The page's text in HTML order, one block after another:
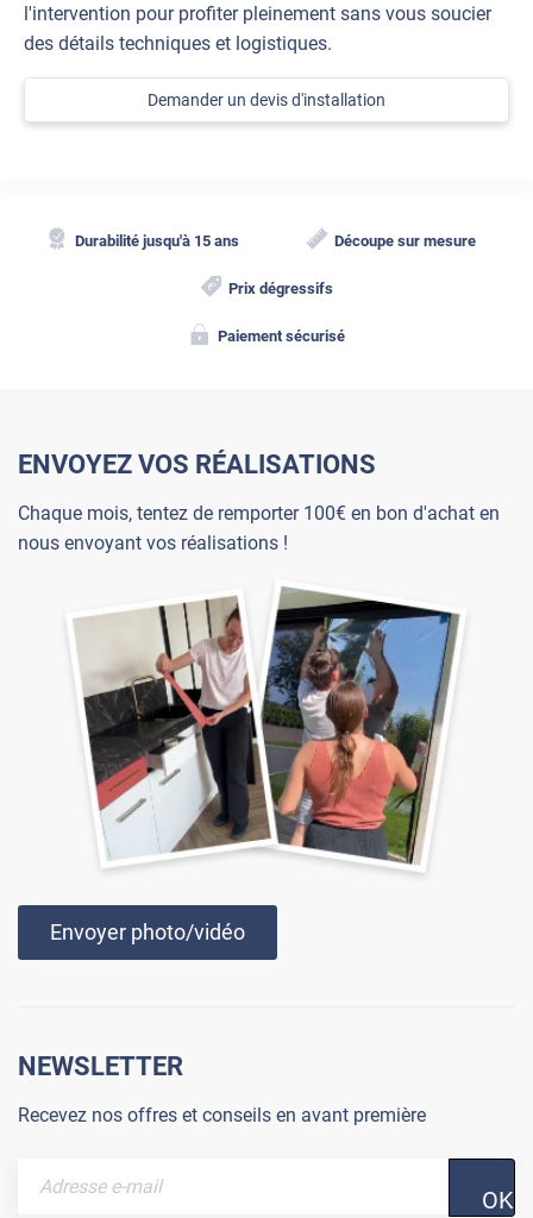
l'intervention pour profiter pleinement sans vous soucier
des détails techniques et logistiques.
Demander un devis d'installation
Durabilité jusqu'à 15 ans Découpe sur mesure
Prix dégressifs
Paiement sécurisé
ENVOYEZ VOS RÉALISATIONS
Chaque mois, tentez de remporter 100€ en bon d'achat en
nous envoyant vos réalisations !
Envoyer photo/vidéo
NEWSLETTER
Recevez nos offres et conseils en avant première
OK